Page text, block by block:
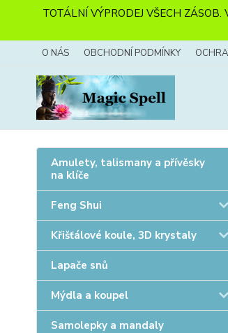
TOTÁLNÍ VÝPRODEJ VŠECH
O NÁS OBCHODNÍ PODMÍNKY
Amulety, talismany a přívěsky
na klíče
Feng Shui
Křišťálové koule, 3D krystaly
Lapače snů
Mýdla a koupel
Samolepky a mandaly